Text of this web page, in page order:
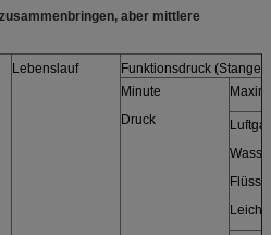
aber mittlere
Lebenslauf
Funktionsdruck (Stange)
Minute
Druck